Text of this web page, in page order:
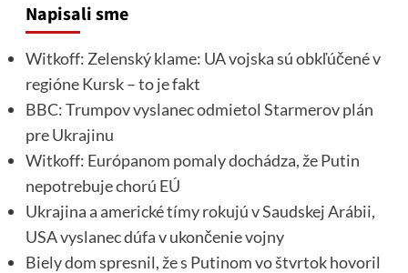
Napisali sme
Witkoff: Zelenský klame: UA vojska sú obkľúčené v
regióne Kursk – to je fakt
BBC: Trumpov vyslanec odmietol Starmerov plán
pre Ukrajinu
Witkoff: Európanom pomaly dochádza, že Putin
nepotrebuje chorú EÚ
Ukrajina a americké tímy rokujú v Saudskej Arábii,
USA vyslanec dúfa v ukončenie vojny
Biely dom spresnil, že s Putinom vo štvrtok hovoril